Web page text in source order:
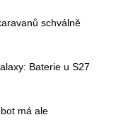
schválně
Baterie u S27
má ale